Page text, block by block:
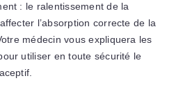
: le ralentissement de la
l’absorption correcte de la
médecin vous expliquera les
utiliser en toute sécurité le